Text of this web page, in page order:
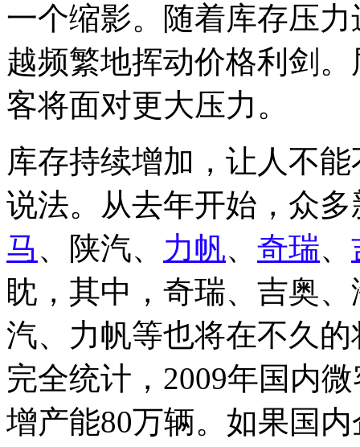
一个缩影。随着库存压
越频繁地挥动价格利剑
客将面对更大压力。
库存持续增加，让人不
说法。从去年开始，众
马 、陕汽、 力帆、 奇瑞、
眈，其中，奇瑞、吉奥
汽、力帆等也将在不久
完全统计，2009年国内
增产能80万辆。如果国